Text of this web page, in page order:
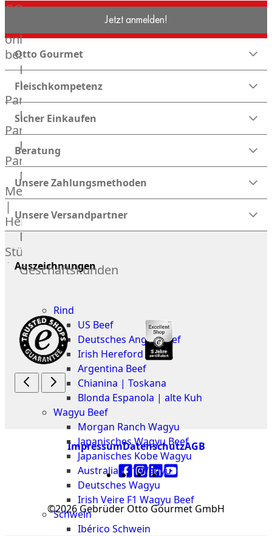
GOURMET
online
bestellen
Karriere
Kochschul-
Partner
Depot-
Partner
Frischetheken-
Partner
Männer
Metzger
|
Heinsberg
Feinkost
Stüttgen
|
Club
Stuttgart
Geschäftskunden
Rind
US Beef
Deutsches Angus Beef
Irish Hereford Prime
Argentina Beef
Chianina | Toskana
Blonda Espanola | alte Kuh
Wagyu Beef
Morgan Ranch Wagyu
Japanisches Wagyu Beef
Japanisches Kobe Wagyu
Australian F1 Wagyu
Deutsches Wagyu
Irish Veire F1 Wagyu Beef
Schwein
Ibérico Schwein
Jetzt anmelden!
Otto Gourmet
Fleischkompetenz
Sicher Einkaufen
Beratung
Unsere Zahlungsmethoden
Unsere Versandpartner
Auszeichnungen
ImpressumDatenschutzAGB
©2026 Gebrüder Otto Gourmet GmbH